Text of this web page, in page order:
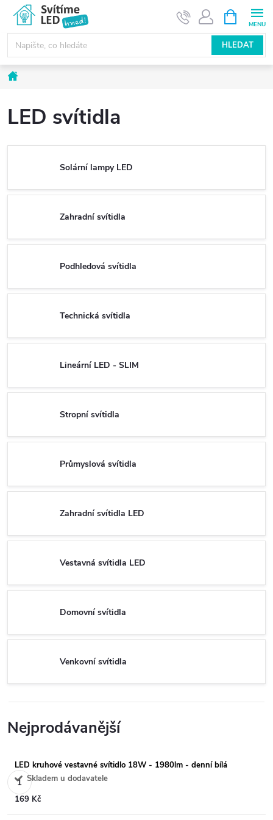
obsah
HLEDAT
NÁKUPNÍ
KOŠÍK
Domů
LED svítidla
Solární lampy LED
Zahradní svítidla
Podhledová svítidla
Technická svítidla
Lineární LED - SLIM
Stropní svítidla
Průmyslová svítidla
Zahradní svítidla LED
Vestavná svítidla LED
Domovní svítidla
Venkovní svítidla
Nejprodávanější
LED kruhové vestavné svítidlo 18W - 1980lm - denní bílá
Skladem u dodavatele
169 Kč